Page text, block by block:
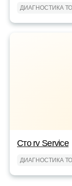
ДИАГНОСТИКА
Сто rv Service
ДИАГНОСТИКА